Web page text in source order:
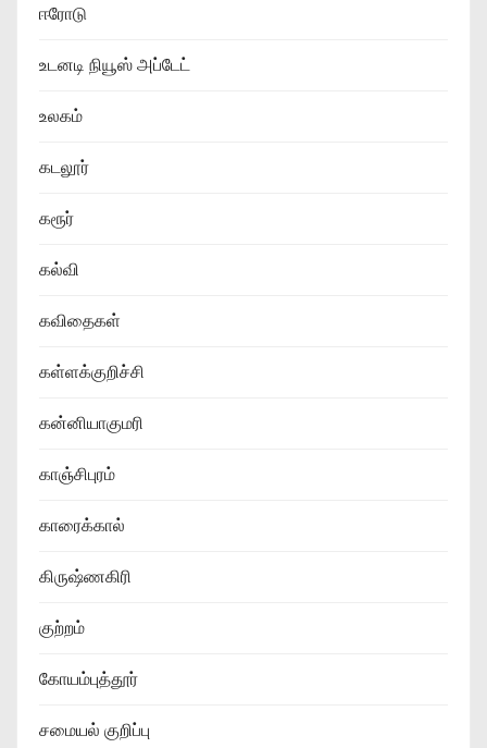
ஈரோடு
உடனடி நியூஸ் அப்டேட்
உலகம்
கடலூர்
கரூர்
கல்வி
கவிதைகள்
கள்ளக்குறிச்சி
கன்னியாகுமரி
காஞ்சிபுரம்
காரைக்கால்
கிருஷ்ணகிரி
குற்றம்
கோயம்புத்தூர்
சமையல் குறிப்பு